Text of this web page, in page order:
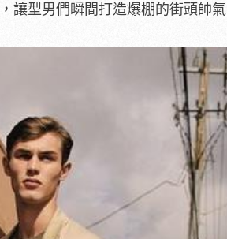
讓型男們瞬間打造爆棚的街頭帥氣